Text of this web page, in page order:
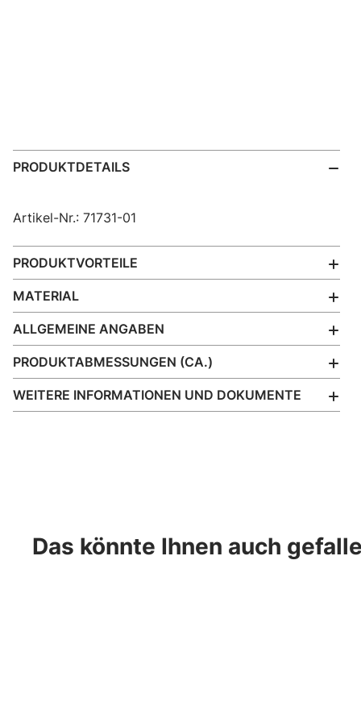
PRODUKTDETAILS
Artikel-Nr.: 71731-01
PRODUKTVORTEILE
MATERIAL
ALLGEMEINE ANGABEN
PRODUKTABMESSUNGEN (CA.)
WEITERE INFORMATIONEN UND DOKUMENTE
Das könnte Ihnen auch